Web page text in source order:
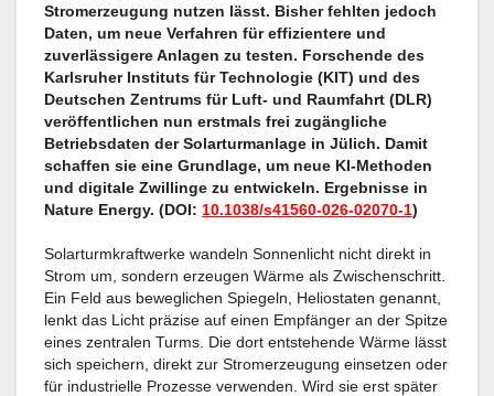
Stromerzeugung nutzen lässt. Bisher fehlten jedoch
Daten, um neue Verfahren für effizientere und
zuverlässigere Anlagen zu testen. Forschende des
Karlsruher Instituts für Technologie (KIT) und des
Deutschen Zentrums für Luft- und Raumfahrt (DLR)
veröffentlichen nun erstmals frei zugängliche
Betriebsdaten der Solarturmanlage in Jülich. Damit
schaffen sie eine Grundlage, um neue KI-Methoden
und digitale Zwillinge zu entwickeln. Ergebnisse in
Nature Energy. (DOI: 10.1038/s41560-026-02070-1)
Solarturmkraftwerke wandeln Sonnenlicht nicht direkt in
Strom um, sondern erzeugen Wärme als Zwischenschritt.
Ein Feld aus beweglichen Spiegeln, Heliostaten genannt,
lenkt das Licht präzise auf einen Empfänger an der Spitze
eines zentralen Turms. Die dort entstehende Wärme lässt
sich speichern, direkt zur Stromerzeugung einsetzen oder
für industrielle Prozesse verwenden. Wird sie erst später